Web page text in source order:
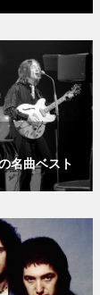
名曲ベスト